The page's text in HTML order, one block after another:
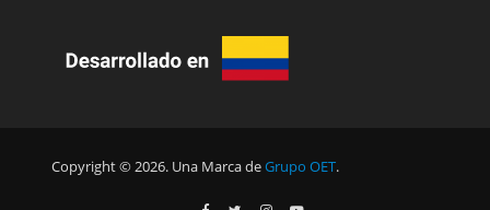
Copyright © 2026. Una Marca deGrupo OET.